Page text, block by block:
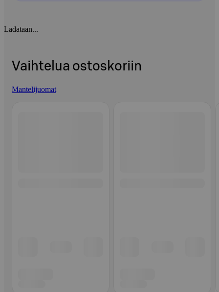
Ladataan...
Vaihtelua ostoskoriin
Mantelijuomat